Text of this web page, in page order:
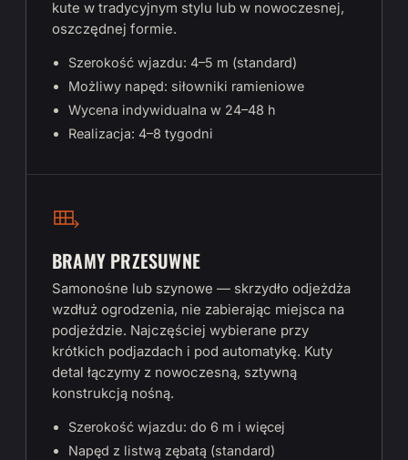
kute w tradycyjnym stylu lub w nowoczesnej,
oszczędnej formie.
Szerokość wjazdu: 4–5 m (standard)
Możliwy napęd: siłowniki ramieniowe
Wycena indywidualna w 24–48 h
Realizacja: 4–8 tygodni
BRAMY PRZESUWNE
Samonośne lub szynowe — skrzydło odjeżdża
wzdłuż ogrodzenia, nie zabierając miejsca na
podjeździe. Najczęściej wybierane przy
krótkich podjazdach i pod automatykę. Kuty
detal łączymy z nowoczesną, sztywną
konstrukcją nośną.
Szerokość wjazdu: do 6 m i więcej
Napęd z listwą zębatą (standard)